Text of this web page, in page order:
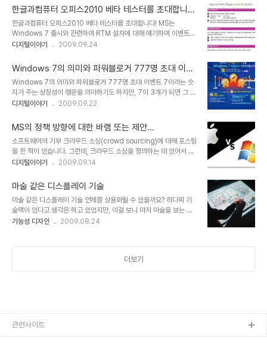
이다? 저렴하..
라 해야할까요? ^^ 암튼 하나워드프로세스를 사용해 오다가 아래한글
을 처음 접하던 순간 감탄사의 연발이었습니다. 지금 가만히 생각해 보
니 살아온 날들의 기억 속에 줄기는 아니지만 주~욱 아래한글이라는
프로그램이 생활 속에 녹아 있었다는 것이 새롭게 다가옵니다. 되돌아
본김에 좀더 옛기억을 더듬어 보겠습니다. ^^ 사실 지금 생각할 땐 조
승한 애국심에 의해 외산 소프트웨어에 맞선 ..
한글과컴퓨터 오피스2010 베타 테스터를 초대합니
다!
한글과컴퓨터 오피스2010 베타 테스터를 초대합니다! MS는
Windows 7 출시와 관련하여 RTM 설치에 대해 얘기하며 이벤트
등 떠들썩하니 관심이 집중되고 있는 중이고, MS오피스 2010 또한
있는 상황이기도 합니다. 이러한 와중에 우리 토종 소프트웨어이자 대
명사라할 수 있는 한글과 컴퓨터의 한컴오피스 2010 베타버전 테스
터 모집 소식이 있어 알려드리고자 포스팅 합니다. 최근 삼보컴퓨터의
자회사로 편입이 되었다는 소식이 있기도 했었고, 기본적으로 국내 오
피스 분야에서 워드 프로그램 만큼은 독보적이라할 만큼 자리가 작지
신청 후 결과를 기다려야 하지만, 그만큼 의미도..
디지털이야기 2009.09.24
Windows 7의 의미와 파워블로거 777명 초대 이벤
트
Windows 7의 의미와 파워블로거 777명 초대 이벤트 7이라는 숫
자가 주는 상징성이 행운을 의미하기도 하지만, 7이 3개가 되면 그 느
낌이 달라지는데 세상이 적용하고 있는 자본적 흐름의 2차적 의미가
는 빠찡코라고 말하는 그것입니다. 과연 현대를 살아가는 사람들이
777이라는 숫자를 보면 바로 떠올리는 것이 무엇일까를 생각하면 답
이 되지 않을까 생각됩니다. 행운 이라는 생각에 앞서 라스베가스 등의
그런 성인 오락물들을 떠올리지 않을까요? 물론 전 해본적도 없습니다
만, 그만큼 많은 매체들을 통해 반복적으로 접하게 된 까닭일 것이라
다. MS에서 얼마 후면 새로운 클..
디지털이야기 2009.09.22
MS의 정책 방향에 대한 바램 또는 제안...
소프트웨어의 기부 크라우드 소싱(crowd sourcing)에 대해 포스팅
을 한 적이 있습니다. 그런데, 크라우드 소싱을 정의하는 데 있어서 이
를 주도하는 주체 -기업 또는 기관, 국가 업무 조직 등- 의 입장에서
각이 들기도 합니다. 그러나 다른 한편으로 주체의 의도와는 무관하지
만 여러 경로로써 바라는 점에 대한 의견이 제시됨으로써 결과적으로
기업 이나 어떤 조직에 순기능적인 효과적 기여가 가능하다는 점도 크
라우드 소싱과 무관하다 볼 수 없습니다. 다시 말해 안티 자체도 되돌
려 생각하면 크라우드 소싱의 일 부분으로 일맥할 수 있다는 가능성을
디지털이야기 2009.09.14
마술 같은 디스플레이 기술
마술 같은 디스플레이 기술 언제쯤 상용화될 수 있을까요? 히다찌 기
술력이 있다고 생각은 하고 있었지만, 이걸 보니 마치 마술을 보는 듯
한 느낌을 받았습니다. 보이는 바로는 빔프로젝트에 탑재한 카메라를
이동성에 있어서는 조금 무리가 있을 듯합니다. 언젠가 MS와 관련된
기능성 디자인 2009.08.24
더보기
관련사이트